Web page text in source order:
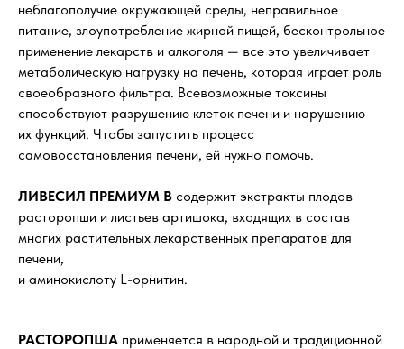
неблагополучие окружающей среды, неправильное
питание, злоупотребление жирной пищей, бесконтрольное
применение лекарств и алкоголя — все это увеличивает
метаболическую нагрузку на печень, которая играет роль
своеобразного фильтра. Всевозможные токсины
способствуют разрушению клеток печени и нарушению
их функций. Чтобы запустить процесс
самовосстановления печени, ей нужно помочь.
ЛИВЕСИЛ ПРЕМИУМ В содержит экстракты плодов
расторопши и листьев артишока, входящих в состав
многих растительных лекарственных препаратов для
печени,
и аминокислоту L-орнитин.
РАСТОРОПША применяется в народной и традиционной